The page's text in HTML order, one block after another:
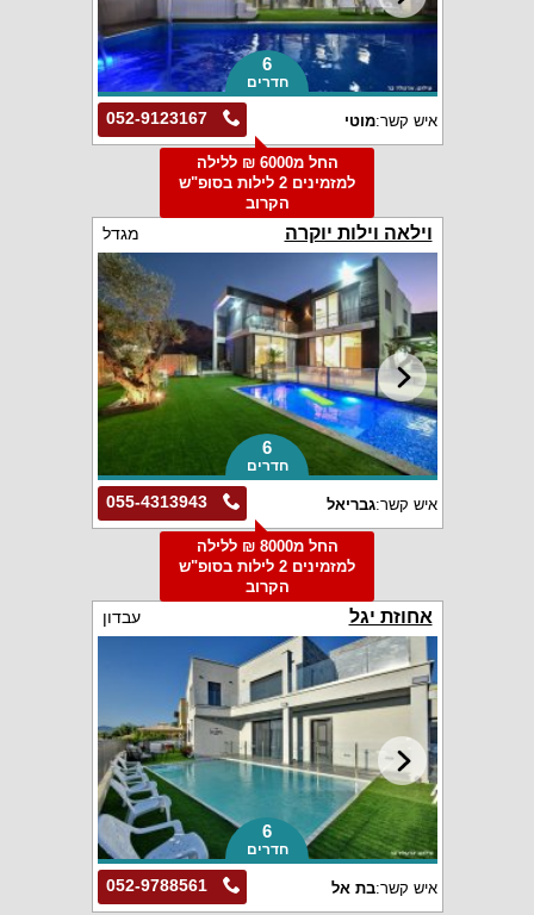
6
חדרים
052-9123167 איש קשר:מוטי
החל מ6000 ₪ ללילה
למזמינים 2 לילות בסופ"ש
הקרוב
וילאה וילות יוקרה מגדל
6
חדרים
055-4313943 איש קשר:גבריאל
החל מ8000 ₪ ללילה
למזמינים 2 לילות בסופ"ש
הקרוב
אחוזת יגל עבדון
6
חדרים
052-9788561 איש קשר:בת אל